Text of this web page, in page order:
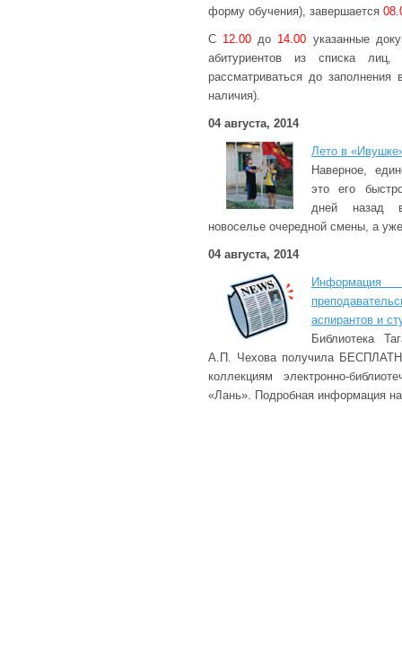
форму обучения), завершается
С 12.00 до 14.00 указанные
абитуриентов из списка лиц,
рассматриваться до
наличия).
04 августа, 2014
Лето в
Наверное,
это его
дней назад
новоселье очередной смены, а
04 августа, 2014
аспирантов и
Библиотека
А.П. Чехова получила
коллекциям электронно-
«Лань». Подробная информация на